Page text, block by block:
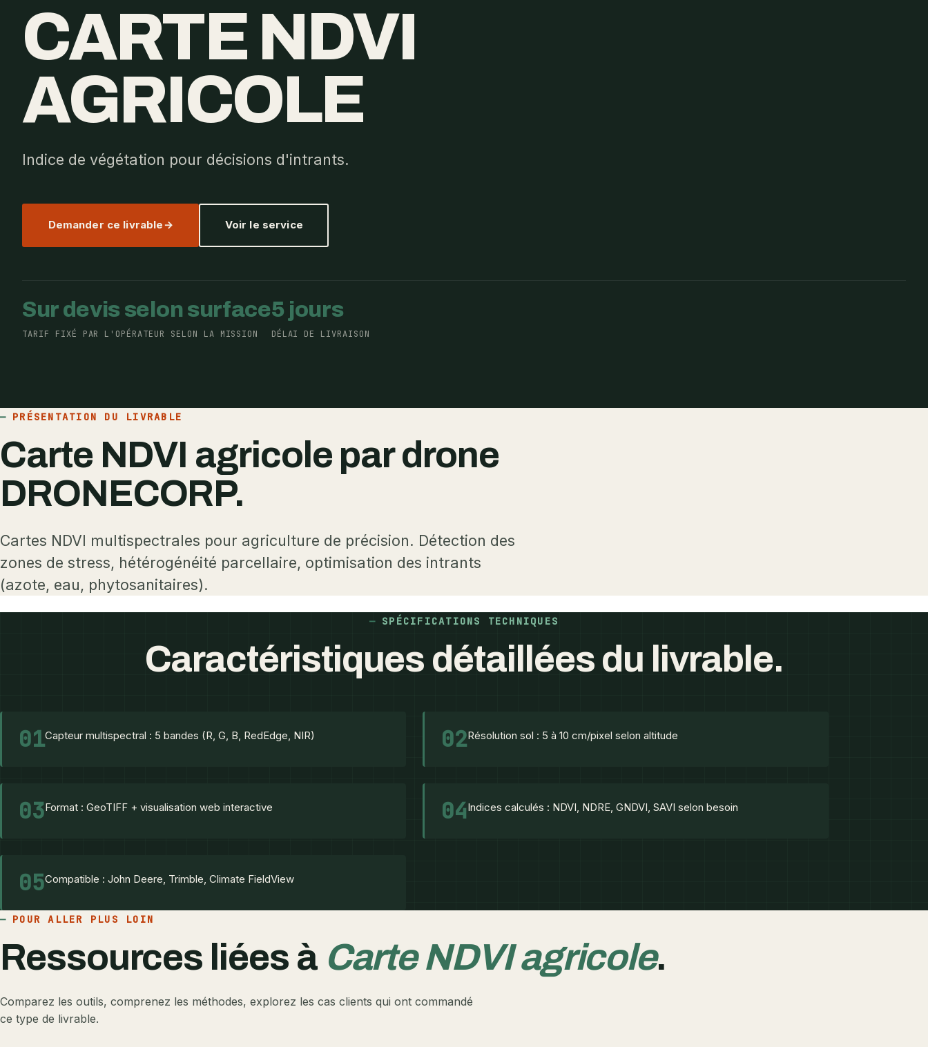
CARTE NDVI
AGRICOLE
Indice de végétation pour décisions d'intrants.
Demander ce livrable Voir le service
Sur devis selon surface
TARIF FIXÉ PAR L'OPÉRATEUR SELON LA MISSION
5 jours
DÉLAI DE LIVRAISON
PRÉSENTATION DU LIVRABLE
Carte NDVI agricole par drone
DRONECORP.
Cartes NDVI multispectrales pour agriculture de précision. Détection des
zones de stress, hétérogénéité parcellaire, optimisation des intrants
(azote, eau, phytosanitaires).
SPÉCIFICATIONS TECHNIQUES
Caractéristiques détaillées du livrable.
01Capteur multispectral : 5 bandes (R, G, B, RedEdge, NIR) 02Résolution sol : 5 à 10 cm/pixel selon altitude
03Format : GeoTIFF + visualisation web interactive 04Indices calculés : NDVI, NDRE, GNDVI, SAVI selon besoin
05Compatible : John Deere, Trimble, Climate FieldView
POUR ALLER PLUS LOIN
Ressources liées à Carte NDVI agricole.
Comparez les outils, comprenez les méthodes, explorez les cas clients qui ont commandé
ce type de livrable.